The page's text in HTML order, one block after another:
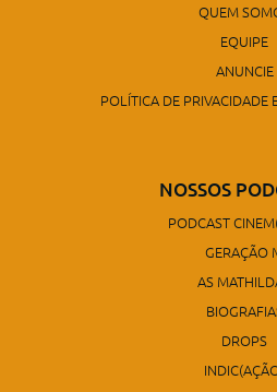
QUEM
EQUIPE
ANUNCIE
POLÍTICA DE PRIVACIDADE
NOSSOS
PODCAST
GERAÇÃO
AS
DROPS